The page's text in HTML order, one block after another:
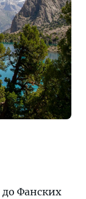
до Фанских